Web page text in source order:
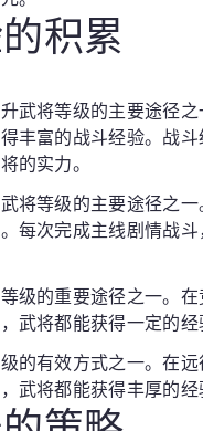
积累
武将等级的主要途径
丰富的战斗经验。战
的实力。
将等级的主要途径之
每次完成主线剧情战
级的重要途径之一。
武将都能获得一定的
的有效方式之一。在
武将都能获得丰厚的经